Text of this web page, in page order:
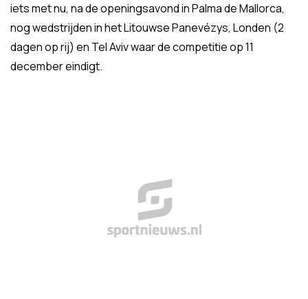
iets met nu, na de openingsavond in Palma de Mallorca,
nog wedstrijden in het Litouwse Panevézys, Londen (2
dagen op rij) en Tel Aviv waar de competitie op 11
december eindigt.